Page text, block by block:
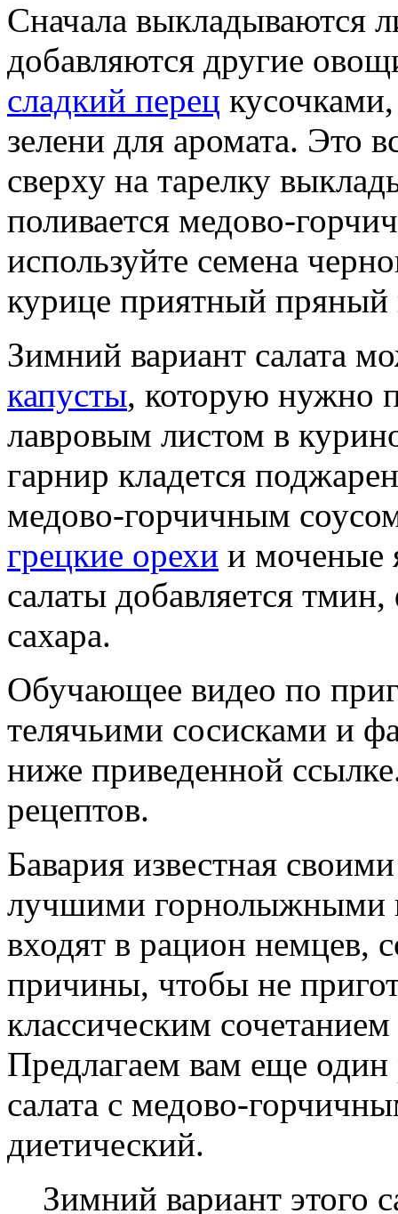
Сначала выкладываются
добавляются другие
сладкий перец
зелени для аромата. Это
сверху на тарелку
поливается медово-
используйте семена
курице приятный пряный
Зимний вариант салата
капусты, которую нужно
лавровым листом в
гарнир кладется
медово-горчичным
грецкие орехи и моченые
салаты добавляется
сахара.
Обучающее видео по
телячьими сосисками и
ниже приведенной
рецептов.
Бавария известная
лучшими горнолыжными
входят в рацион немцев,
причины, чтобы не
классическим
Предлагаем вам еще один
салата с медово-
диетический.
Зимний вариант этого